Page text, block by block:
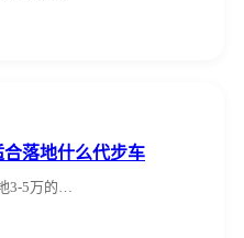
落地什么代步车
3-5万的…